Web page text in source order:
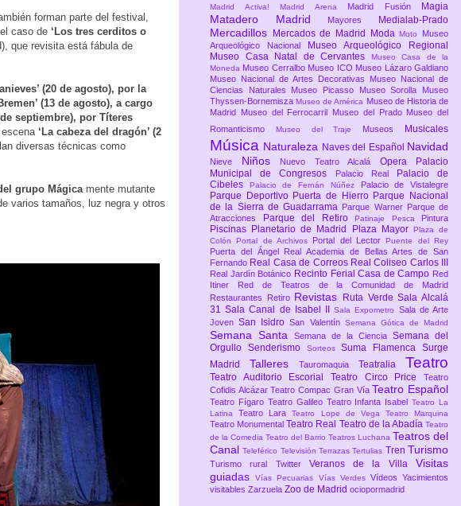
forman parte del festival,
caso de ‘Los tres cerditos o
que revisita está fábula de
(20 de agosto), por la
(13 de agosto), a cargo
septiembre), por Títeres
‘La cabeza del dragón’ (2
diversas técnicas como
grupo Mágica mente mutante
varios tamaños, luz negra y otros
Madrid Activa! Madrid Arena Madrid Fusión Magia
Matadero Madrid Mayores Medialab-Prado
Mercadillos Mercados de Madrid ModaMoto Museo
Arqueológico Nacional
Museo Arqueológico Regional
Museo Casa Natal de Cervantes
Museo Casa de la
Moneda Museo Cerralbo Museo ICO Museo Lázaro Galdiano
Museo Nacional de Artes Decorativas Museo Nacional de
Ciencias Naturales Museo Picasso Museo Sorolla Museo
Thyssen-BornemiszaMuseo de América Museo de Historia de
Madrid
Museo del Ferrocarril Museo del Prado Museo del
Romanticismo
Museo del Traje Museos Musicales
Música Naturaleza Naves del Español Navidad
Nieve Niños Nuevo Teatro Alcalá Opera
Palacio
Municipal de Congresos
Palacio Real
Palacio de
Cibeles
Palacio de Fernán Núñez Palacio de Vistalegre
Parque Deportivo Puerta de Hierro Parque Nacional
de la Sierra de Guadarrama Parque Warner Parque de
Atracciones
Parque del Retiro Patinaje Pesca Pintura
Piscinas Planetario de Madrid Plaza Mayor
Plaza de
Colón Portal de Archivos Portal del LectorPuente del Rey
Puerta del Ángel
Real Academia de Bellas Artes de San
Fernando Real Casa de Correos Real Coliseo Carlos III
Real Jardín Botánico Recinto Ferial Casa de Campo Red
Itiner
Red de Teatros de la Comunidad de Madrid
Restaurantes
Retiro Revistas Ruta VerdeSala Alcalá
31Sala Canal de Isabel IISala Expometro Sala de Arte
JovenSan IsidroSan Valentín Semana Gótica de Madrid
Semana Santa Semana de la Ciencia Semana del
Orgullo Senderismo SorteosSuma FlamencaSurge
Madrid Talleres Tauromaquia Teatralia Teatro
Teatro Auditorio Escorial Teatro Circo Price Teatro
Cofidis AlcázarTeatro Compac Gran Vía Teatro Español
Teatro Fígaro Teatro Galileo Teatro Infanta IsabelTeatro La
Latina Teatro LaraTeatro Lope de Vega Teatro Marquina
Teatro Monumental Teatro Real Teatro de la Abadía Teatro
de la Comedia Teatro del Barrio Teatros Luchana Teatros del
CanalTeleférico TelevisiónTerrazasTertulias Tren Turismo
Turismo rural Twitter Veranos de la VillaVisitas
guiadasVías Pecuarias Vías Verdes VídeosYacimientos
visitables Zarzuela Zoo de Madrid ociopormadrid